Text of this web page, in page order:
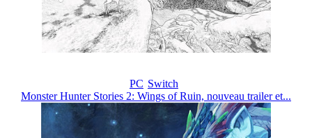
PC Switch
Monster Hunter Stories 2: Wings of Ruin, nouveau trailer et...